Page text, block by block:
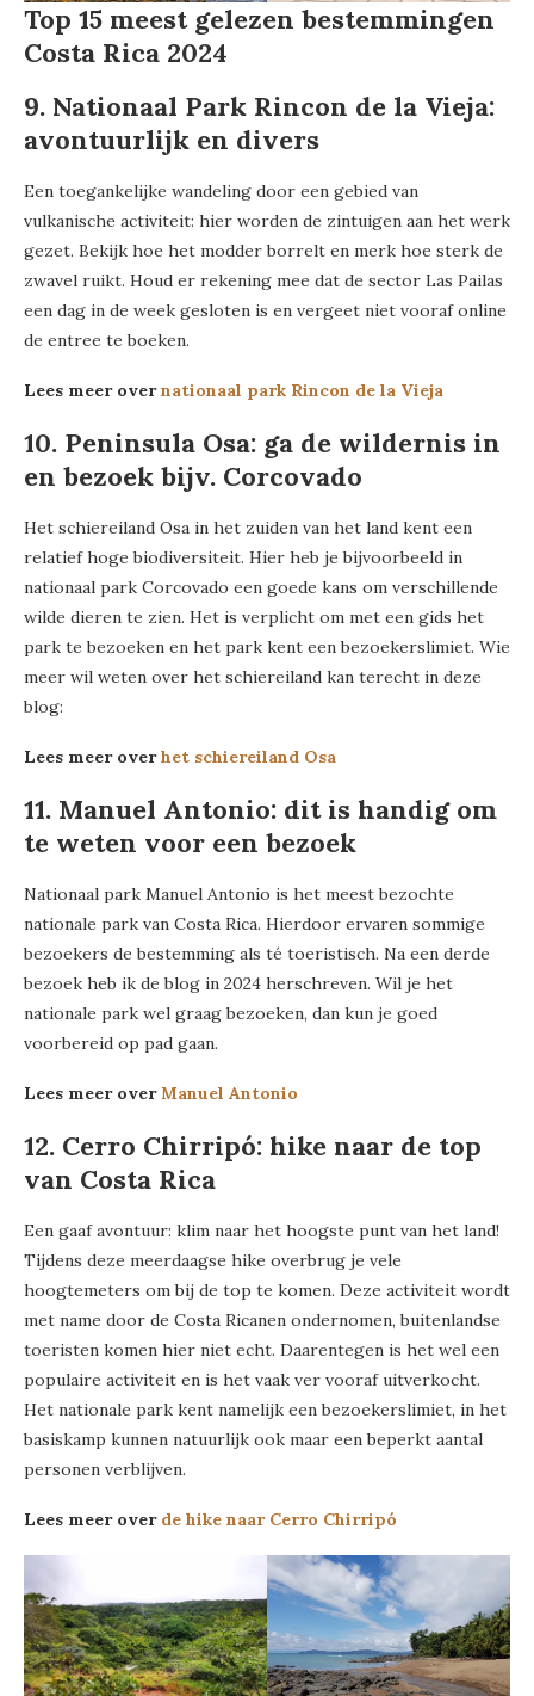
Top 15 meest gelezen bestemmingen
Costa Rica 2024
9. Nationaal Park Rincon de la Vieja:
avontuurlijk en divers
Een toegankelijke wandeling door een gebied van
vulkanische activiteit: hier worden de zintuigen aan het werk
gezet. Bekijk hoe het modder borrelt en merk hoe sterk de
zwavel ruikt. Houd er rekening mee dat de sector Las Pailas
een dag in de week gesloten is en vergeet niet vooraf online
de entree te boeken.
Lees meer overnationaal park Rincon de la Vieja
10. Peninsula Osa: ga de wildernis in
en bezoek bijv. Corcovado
Het schiereiland Osa in het zuiden van het land kent een
relatief hoge biodiversiteit. Hier heb je bijvoorbeeld in
nationaal park Corcovado een goede kans om verschillende
wilde dieren te zien. Het is verplicht om met een gids het
park te bezoeken en het park kent een bezoekerslimiet. Wie
meer wil weten over het schiereiland kan terecht in deze
blog:
Lees meer overhet schiereiland Osa
11. Manuel Antonio: dit is handig om
te weten voor een bezoek
Nationaal park Manuel Antonio is het meest bezochte
nationale park van Costa Rica. Hierdoor ervaren sommige
bezoekers de bestemming als té toeristisch. Na een derde
bezoek heb ik de blog in 2024 herschreven. Wil je het
nationale park wel graag bezoeken, dan kun je goed
voorbereid op pad gaan.
Lees meer overManuel Antonio
12. Cerro Chirripó: hike naar de top
van Costa Rica
Een gaaf avontuur: klim naar het hoogste punt van het land!
Tijdens deze meerdaagse hike overbrug je vele
hoogtemeters om bij de top te komen. Deze activiteit wordt
met name door de Costa Ricanen ondernomen, buitenlandse
toeristen komen hier niet echt. Daarentegen is het wel een
populaire activiteit en is het vaak ver vooraf uitverkocht.
Het nationale park kent namelijk een bezoekerslimiet, in het
basiskamp kunnen natuurlijk ook maar een beperkt aantal
personen verblijven.
Lees meer over de hike naar Cerro Chirripó